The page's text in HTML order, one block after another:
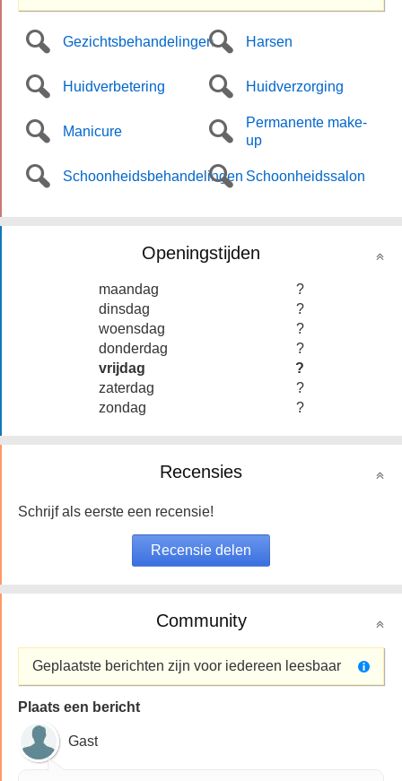
Gezichtsbehandelingen Harsen
Huidverbetering Huidverzorging
Manicure
Permanente make-
up
Schoonheidsbehandelingen Schoonheidssalon
Openingstijden
maandag
?
dinsdag
?
woensdag
?
donderdag
?
vrijdag
?
zaterdag
?
zondag
?
Recensies
Schrijf als eerste een recensie!
Community
Geplaatste berichten zijn voor iedereen leesbaar
Plaats een bericht
Gast